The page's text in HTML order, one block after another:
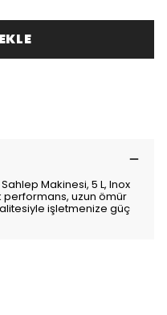
Makinesi, 5 L, Inox
performans, uzun ömür
işletmenize güç